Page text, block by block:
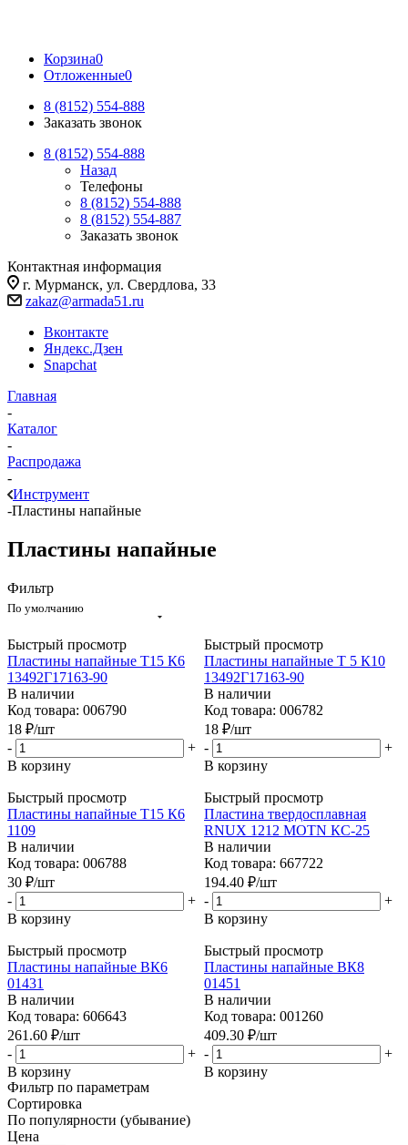
Корзина0
Отложенные0
8 (8152) 554-888
Заказать звонок
8 (8152) 554-888
Назад
Телефоны
8 (8152) 554-888
8 (8152) 554-887
Заказать звонок
Контактная информация
г. Мурманск, ул. Свердлова, 33
zakaz@armada51.ru
Вконтакте
Яндекс.Дзен
Snapchat
Главная
-
Каталог
-
Распродажа
-
Инструмент
-Пластины напайные
Пластины напайные
Фильтр
По умолчанию
Быстрый просмотр
Пластины напайные Т15 К6
13492Г17163-90
В наличии
Код товара: 006790
18 ₽/шт
-
+
В корзину
Быстрый просмотр
Пластины напайные Т 5 К10
13492Г17163-90
В наличии
Код товара: 006782
18 ₽/шт
-
+
В корзину
Быстрый просмотр
Пластины напайные Т15 К6
1109
В наличии
Код товара: 006788
30 ₽/шт
-
+
В корзину
Быстрый просмотр
Пластина твердосплавная
RNUX 1212 MOTN КС-25
В наличии
Код товара: 667722
194.40 ₽/шт
-
+
В корзину
Быстрый просмотр
Пластины напайные ВК6
01431
В наличии
Код товара: 606643
261.60 ₽/шт
-
+
В корзину
Быстрый просмотр
Пластины напайные ВК8
01451
В наличии
Код товара: 001260
409.30 ₽/шт
-
+
В корзину
Фильтр по параметрам
Сортировка
По популярности (убывание)
Цена